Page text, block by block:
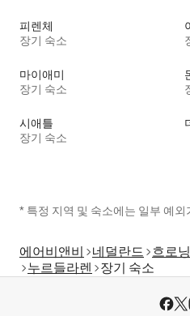
피렌체
장기 숙소
마이애미
장기 숙소
시애틀
장기 숙소
* 특정 지역 및 숙소에는 일부 예
에어비앤비 네덜란드 흐로
누르들라렌
장기 숙소